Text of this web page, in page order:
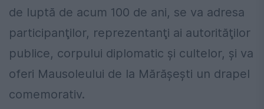
de luptă de acum 100 de ani, se va adresa
participanţilor, reprezentanţi ai autorităţilor
publice, corpului diplomatic şi cultelor, şi va
oferi Mausoleului de la Mărăşeşti un drapel
comemorativ.